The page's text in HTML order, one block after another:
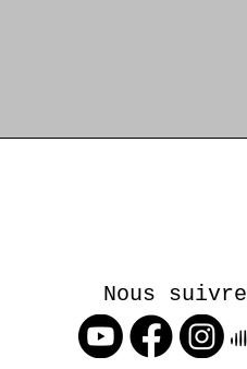
Nous suivre